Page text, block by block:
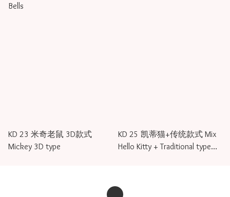
Bells
KD 23 米奇老鼠 3D款式
Mickey 3D type
KD 25 凯蒂猫+传统款式 Mix
Hello Kitty + Traditional type（